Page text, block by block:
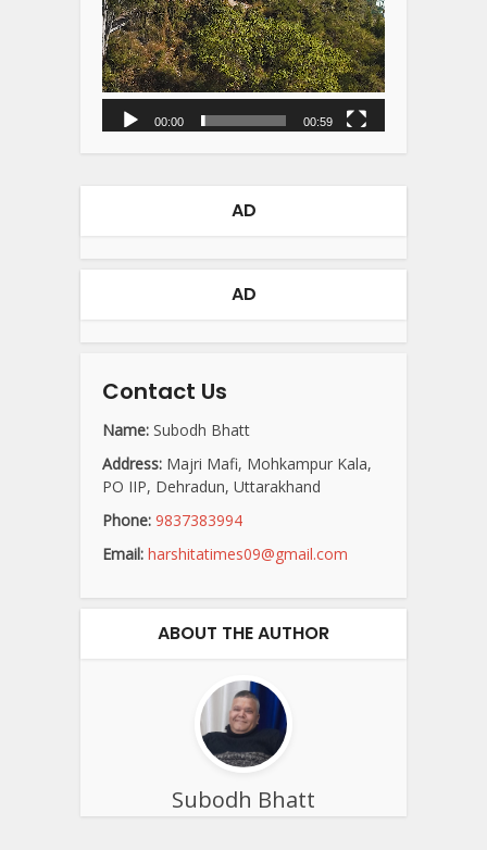
00:00 00:59
AD
AD
Contact Us
Name: Subodh Bhatt
Address: Majri Mafi, Mohkampur Kala,
PO IIP, Dehradun, Uttarakhand
Phone: 9837383994
Email: harshitatimes09@gmail.com
ABOUT THE AUTHOR
Subodh Bhatt